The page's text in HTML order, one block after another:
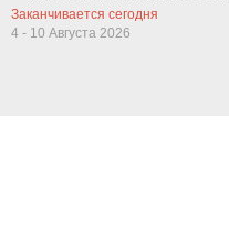
Заканчивается сегодня
4 - 10 Августа 2026